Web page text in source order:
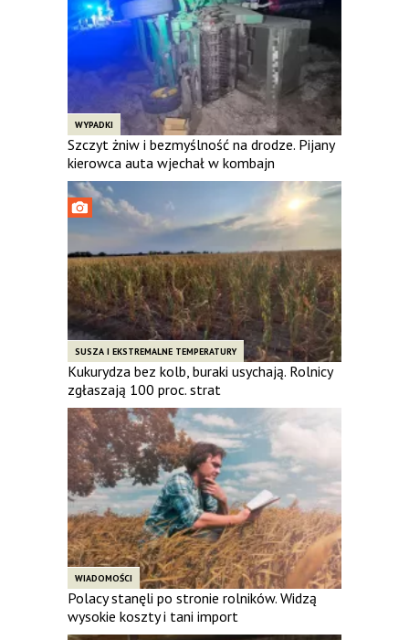
WYPADKI
Szczyt żniw i bezmyślność na drodze. Pijany
kierowca auta wjechał w kombajn
SUSZA I EKSTREMALNE TEMPERATURY
Kukurydza bez kolb, buraki usychają. Rolnicy
zgłaszają 100 proc. strat
WIADOMOŚCI
Polacy stanęli po stronie rolników. Widzą
wysokie koszty i tani import